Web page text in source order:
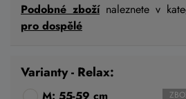
Podobné zbožínaleznete v
pro dospělé
Varianty - Relax: